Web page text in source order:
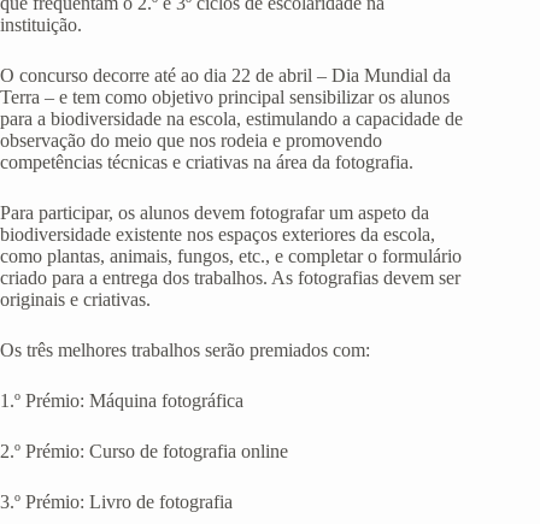
instituição.
O concurso decorre até ao dia 22 de abril – Dia Mundial da
Terra – e tem como objetivo principal sensibilizar os alunos
para a biodiversidade na escola, estimulando a capacidade de
observação do meio que nos rodeia e promovendo
competências técnicas e criativas na área da fotografia.
Para participar, os alunos devem fotografar um aspeto da
biodiversidade existente nos espaços exteriores da escola,
como plantas, animais, fungos, etc., e completar o formulário
criado para a entrega dos trabalhos. As fotografias devem ser
originais e criativas.
Os três melhores trabalhos serão premiados com:
1.º Prémio: Máquina fotográfica
2.º Prémio: Curso de fotografia online
3.º Prémio: Livro de fotografia